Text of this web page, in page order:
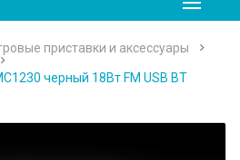
приставки и аксессуары
черный 18Вт FM USB BT